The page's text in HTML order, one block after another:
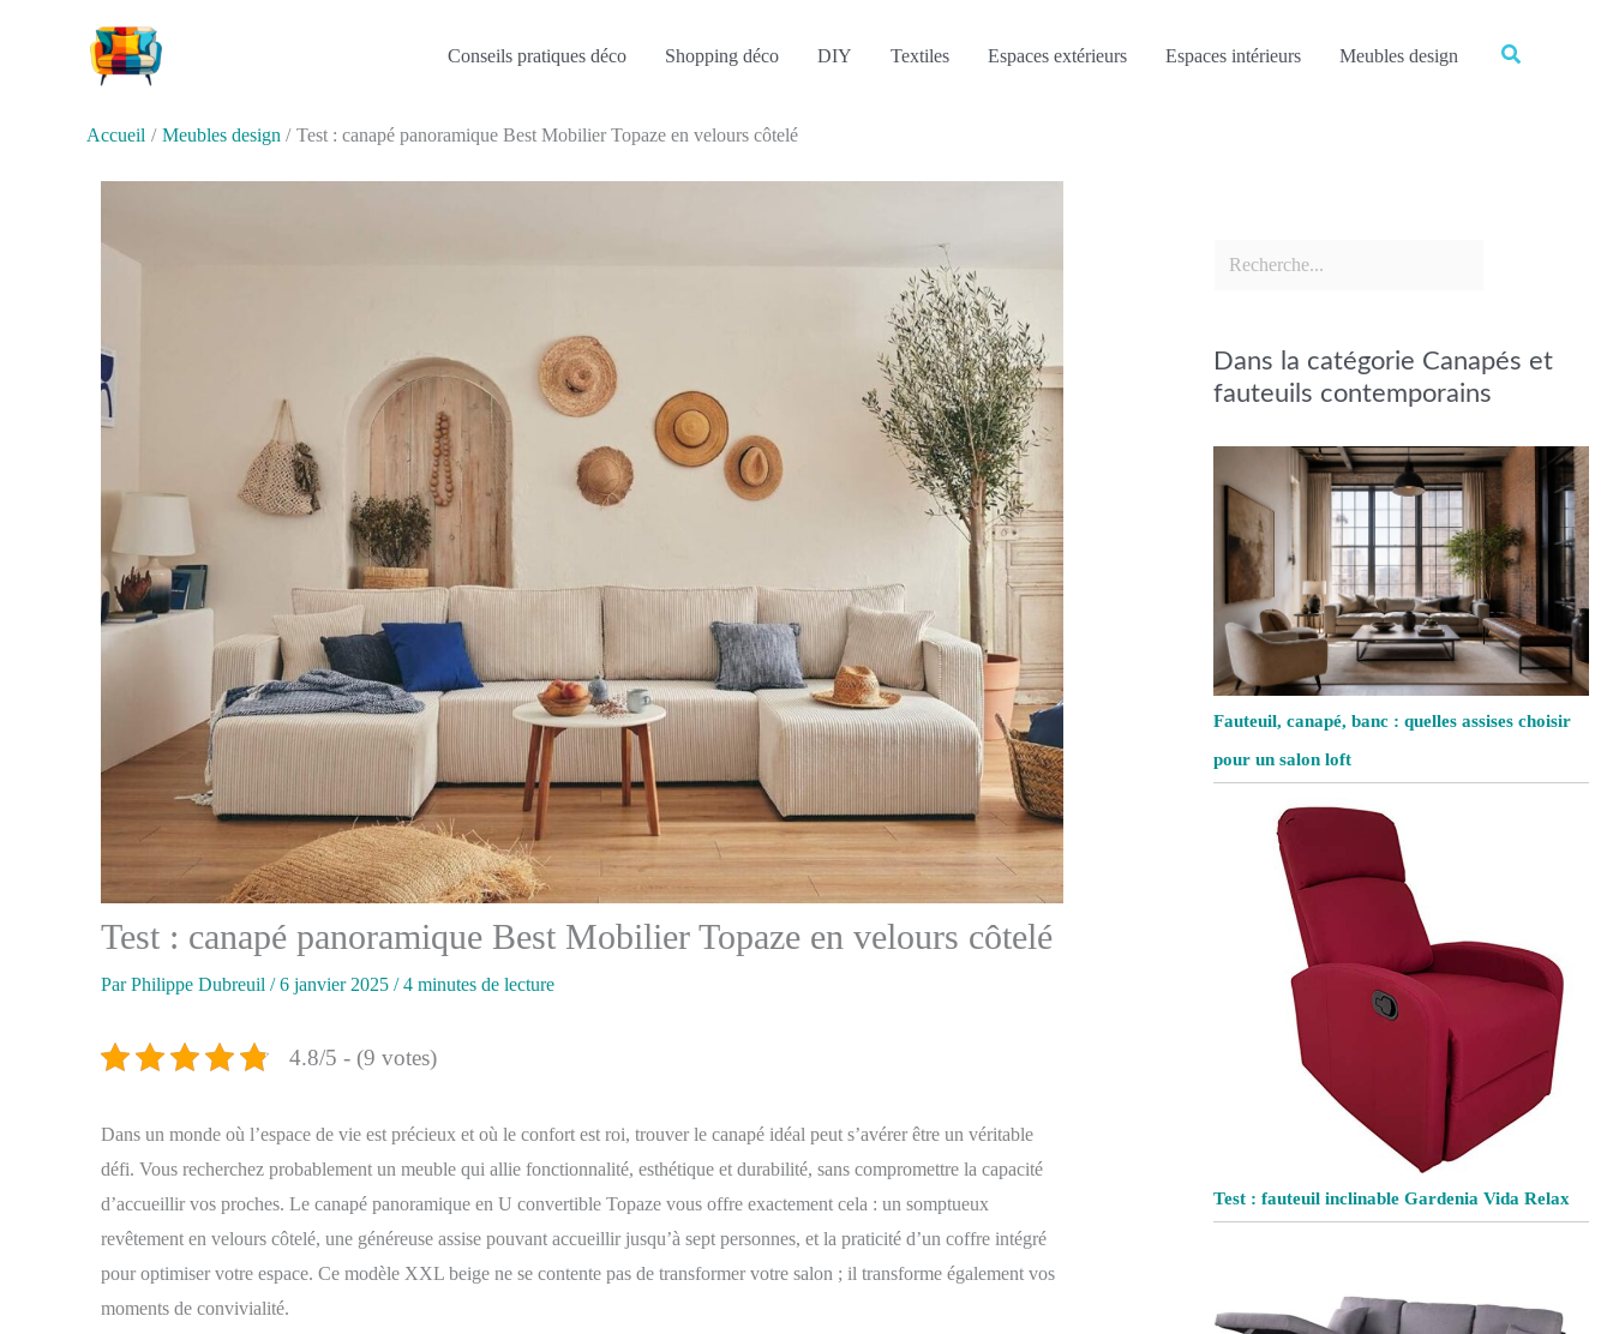
Conseils pratiques déco Shopping déco DIY Textiles Espaces extérieurs Espaces intérieurs Meubles design Rechercher
Accueil Meubles design Test : canapé panoramique Best Mobilier Topaze en velours côtelé
Test : canapé panoramique Best Mobilier Topaze en velours côtelé
ParPhilippe Dubreuil /6 janvier 2025 /4 minutes de lecture
4.8/5 - (9 votes)
Dans un monde où l’espace de vie est précieux et où le confort est roi, trouver le canapé idéal peut s’avérer être un véritable
défi. Vous recherchez probablement un meuble qui allie fonctionnalité, esthétique et durabilité, sans compromettre la capacité
d’accueillir vos proches. Le canapé panoramique en U convertible Topaze vous offre exactement cela : un somptueux
revêtement en velours côtelé, une généreuse assise pouvant accueillir jusqu’à sept personnes, et la praticité d’un coffre intégré
pour optimiser votre espace. Ce modèle XXL beige ne se contente pas de transformer votre salon ; il transforme également vos
moments de convivialité.
Dans la catégorie Canapés et
fauteuils contemporains
Fauteuil, canapé, banc : quelles assises choisir
pour un salon loft
Test : fauteuil inclinable Gardenia Vida Relax